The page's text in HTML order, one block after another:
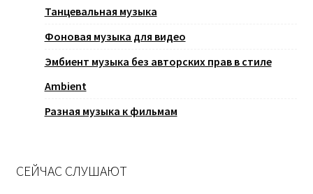
Танцевальная музыка
Фоновая музыка для видео
Эмбиент музыка без авторских прав в стиле
Ambient
Разная музыка к фильмам
СЕЙЧАС СЛУШАЮТ